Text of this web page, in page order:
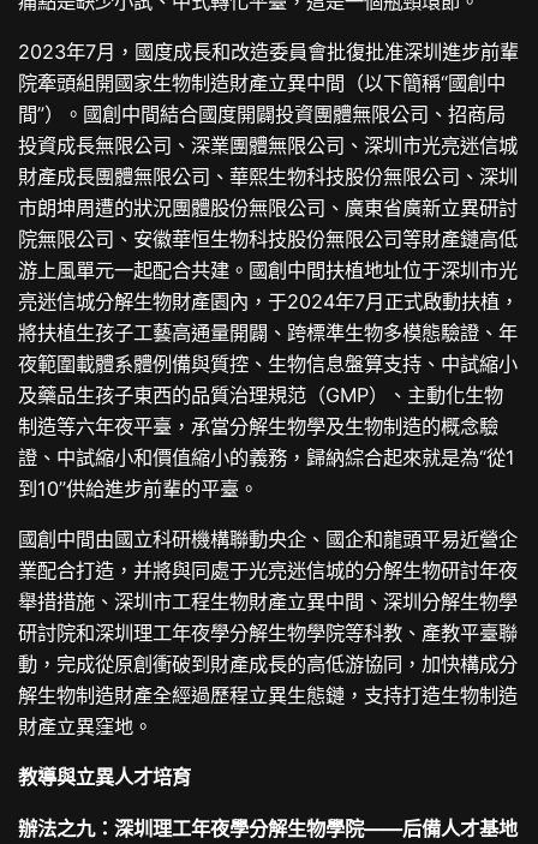
2023年7月，國度成長和改造委員會批復批准深圳進步前輩
院牽頭組開國家生物制造財產立異中間（以下簡稱“國創中
間”）。國創中間結合國度開闢投資團體無限公司、招商局
投資成長無限公司、深業團體無限公司、深圳市光亮迷信城
財產成長團體無限公司、華熙生物科技股份無限公司、深圳
市朗坤周遭的狀況團體股份無限公司、廣東省廣新立異研討
院無限公司、安徽華恒生物科技股份無限公司等財產鏈高低
游上風單元一起配合共建。國創中間扶植地址位于深圳市光
亮迷信城分解生物財產園內，于2024年7月正式啟動扶植，
將扶植生孩子工藝高通量開闢、跨標準生物多模態驗證、年
夜範圍載體系體例備與質控、生物信息盤算支持、中試縮小
及藥品生孩子東西的品質治理規范（GMP）、主動化生物
制造等六年夜平臺，承當分解生物學及生物制造的概念驗
證、中試縮小和價值縮小的義務，歸納綜合起來就是為“從1
到10”供給進步前輩的平臺。
國創中間由國立科研機構聯動央企、國企和龍頭平易近營企
業配合打造，并將與同處于光亮迷信城的分解生物研討年夜
舉措措施、深圳市工程生物財產立異中間、深圳分解生物學
研討院和深圳理工年夜學分解生物學院等科教、產教平臺聯
動，完成從原創衝破到財產成長的高低游協同，加快構成分
解生物制造財產全經過歷程立異生態鏈，支持打造生物制造
財產立異窪地。
教導與立異人才培育
辦法之九：深圳理工年夜學分解生物學院——后備人才基地